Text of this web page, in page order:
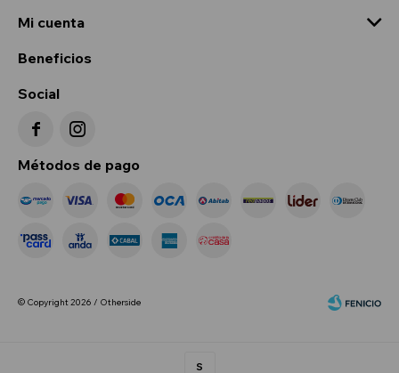
S
Mi cuenta
Beneficios
Social
 
Métodos de pago
© Copyright 2026 / Otherside